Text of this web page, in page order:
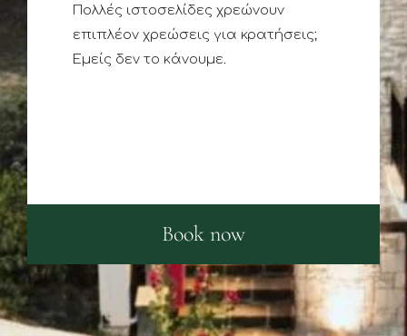
Πολλές ιστοσελίδες χρεώνουν
επιπλέον χρεώσεις για κρατήσεις;
Εμείς δεν το κάνουμε.
Book now